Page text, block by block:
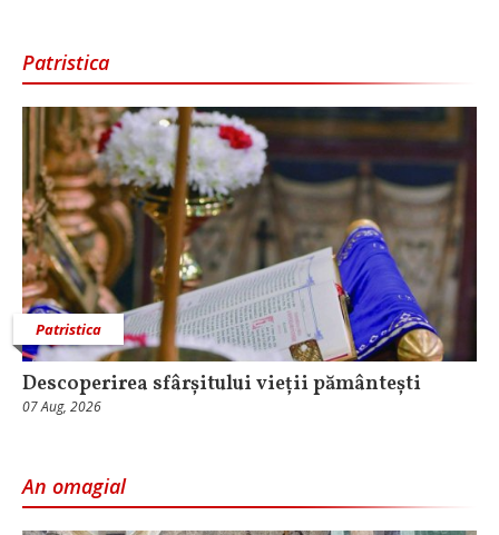
Patristica
Patristica
Descoperirea sfârșitului vieții pământești
07 Aug, 2026
An omagial